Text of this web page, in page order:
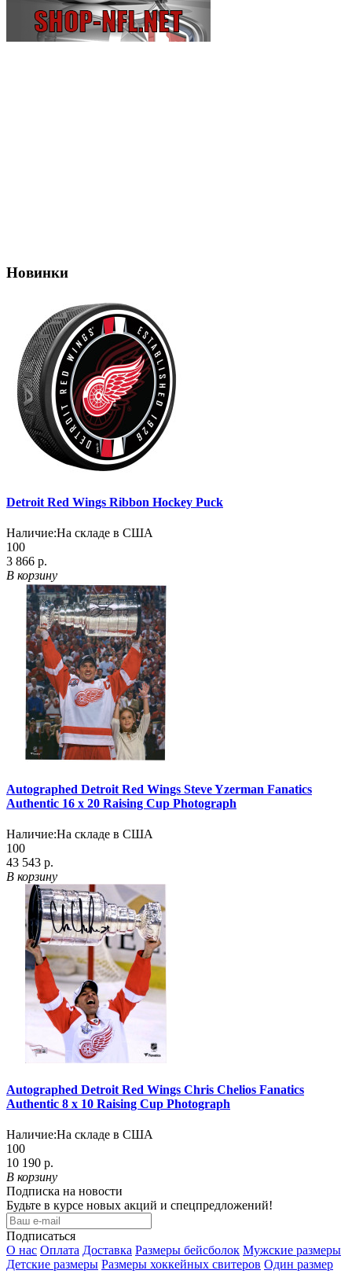
Новинки
Detroit Red Wings Ribbon Hockey Puck
Наличие:На складе в США
100
3 866 р.
В корзину
Autographed Detroit Red Wings Steve Yzerman Fanatics
Authentic 16 x 20 Raising Cup Photograph
Наличие:На складе в США
100
43 543 р.
В корзину
Autographed Detroit Red Wings Chris Chelios Fanatics
Authentic 8 x 10 Raising Cup Photograph
Наличие:На складе в США
100
10 190 р.
В корзину
Подписка на новости
Будьте в курсе новых акций и спецпредложений!
Подписаться
О нас Оплата Доставка Размеры бейсболок Мужские размеры
Детские размеры Размеры хоккейных свитеров Один размер